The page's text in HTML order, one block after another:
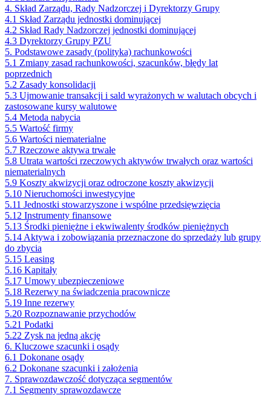
4. Skład Zarządu, Rady Nadzorczej i Dyrektorzy Grupy
4.1 Skład Zarządu jednostki dominującej
4.2 Skład Rady Nadzorczej jednostki dominującej
4.3 Dyrektorzy Grupy PZU
5. Podstawowe zasady (polityka) rachunkowości
5.1 Zmiany zasad rachunkowości, szacunków, błędy lat
poprzednich
5.2 Zasady konsolidacji
5.3 Ujmowanie transakcji i sald wyrażonych w walutach obcych i
zastosowane kursy walutowe
5.4 Metoda nabycia
5.5 Wartość firmy
5.6 Wartości niematerialne
5.7 Rzeczowe aktywa trwałe
5.8 Utrata wartości rzeczowych aktywów trwałych oraz wartości
niematerialnych
5.9 Koszty akwizycji oraz odroczone koszty akwizycji
5.10 Nieruchomości inwestycyjne
5.11 Jednostki stowarzyszone i wspólne przedsięwzięcia
5.12 Instrumenty finansowe
5.13 Środki pieniężne i ekwiwalenty środków pieniężnych
5.14 Aktywa i zobowiązania przeznaczone do sprzedaży lub grupy
do zbycia
5.15 Leasing
5.16 Kapitały
5.17 Umowy ubezpieczeniowe
5.18 Rezerwy na świadczenia pracownicze
5.19 Inne rezerwy
5.20 Rozpoznawanie przychodów
5.21 Podatki
5.22 Zysk na jedną akcję
6. Kluczowe szacunki i osądy
6.1 Dokonane osądy
6.2 Dokonane szacunki i założenia
7. Sprawozdawczość dotycząca segmentów
7.1 Segmenty sprawozdawcze